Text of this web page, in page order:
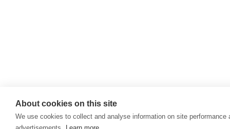
About cookies on this site
We use cookies to collect and analyse information on site